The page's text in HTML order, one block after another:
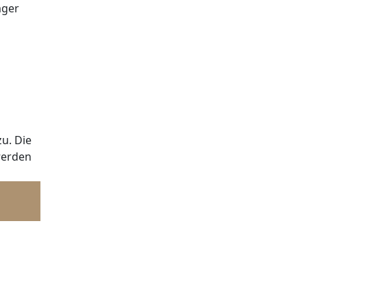
Die